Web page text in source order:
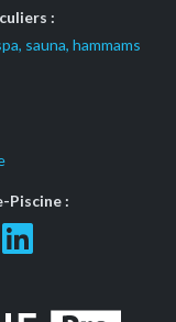
:
sauna, hammams
Piscine :